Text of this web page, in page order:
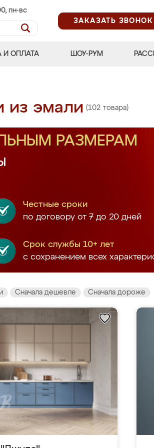
пн-вс
ЗАКАЗАТЬ ЗВОНОК
И ОПЛАТА ШОУ-РУМ
из эмали (102 товара)
РАЗМЕРАМ
Честные сроки
по договору от 7 до 20 дней
Срок службы 10+ лет
с сохранением всех
Сначала дешевле Сначала дороже